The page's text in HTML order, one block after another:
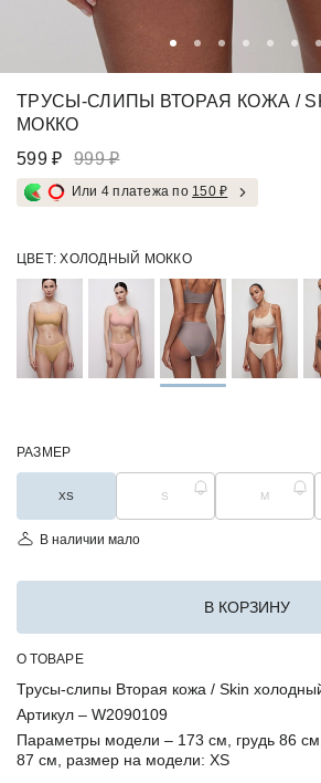
ТРУСЫ-СЛИПЫ ВТОРАЯ КОЖА /
МОККО
599 ₽
999 ₽
Или 4 платежа по 150 ₽
ЦВЕТ:ХОЛОДНЫЙ МОККО
РАЗМЕР
XS S M
В наличии мало
В КОРЗИНУ
О ТОВАРЕ
Трусы-слипы Вторая кожа / Skin
Артикул – W2090109
Параметры модели – 173 см, грудь 86
87 см, размер на модели: XS